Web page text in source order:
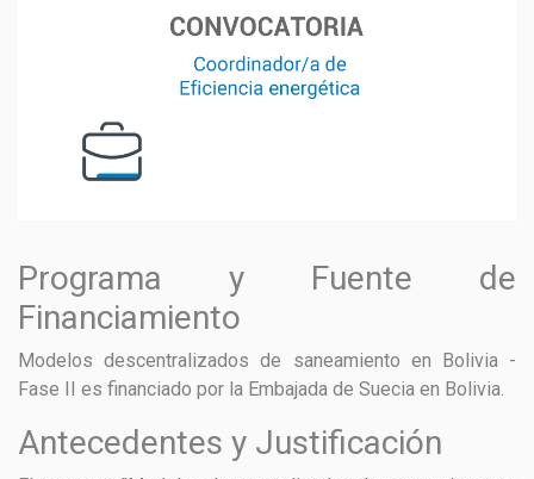
GESTIÓN DE RESIDUOS SÓLIDOS
ECO SAN
COMUNICACIÓN Y GESTIÓN DEL CONOCIMIENTO
Programa y Fuente de
Financiamiento
Modelos descentralizados de saneamiento en Bolivia -
Fase II es financiado por la Embajada de Suecia en Bolivia.
Antecedentes y Justificación